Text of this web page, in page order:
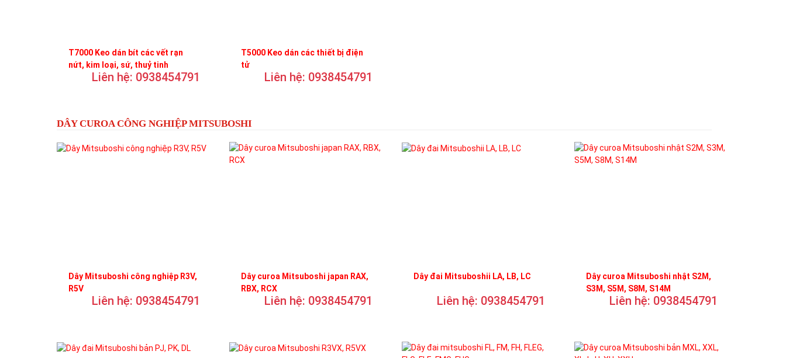
T7000 Keo dán bít các vết rạn
nứt, kim loại, sứ, thuỷ tinh
Liên hệ: 0938454791
T5000 Keo dán các thiết bị điện
tử
Liên hệ: 0938454791
DÂY CUROA CÔNG NGHIỆP MITSUBOSHI
Dây Mitsuboshi công nghiệp R3V,
R5V
Liên hệ: 0938454791
Dây curoa Mitsuboshi japan RAX,
RBX, RCX
Liên hệ: 0938454791
Dây đai Mitsuboshii LA, LB, LC
Liên hệ: 0938454791
Dây curoa Mitsuboshi nhật S2M,
S3M, S5M, S8M, S14M
Liên hệ: 0938454791